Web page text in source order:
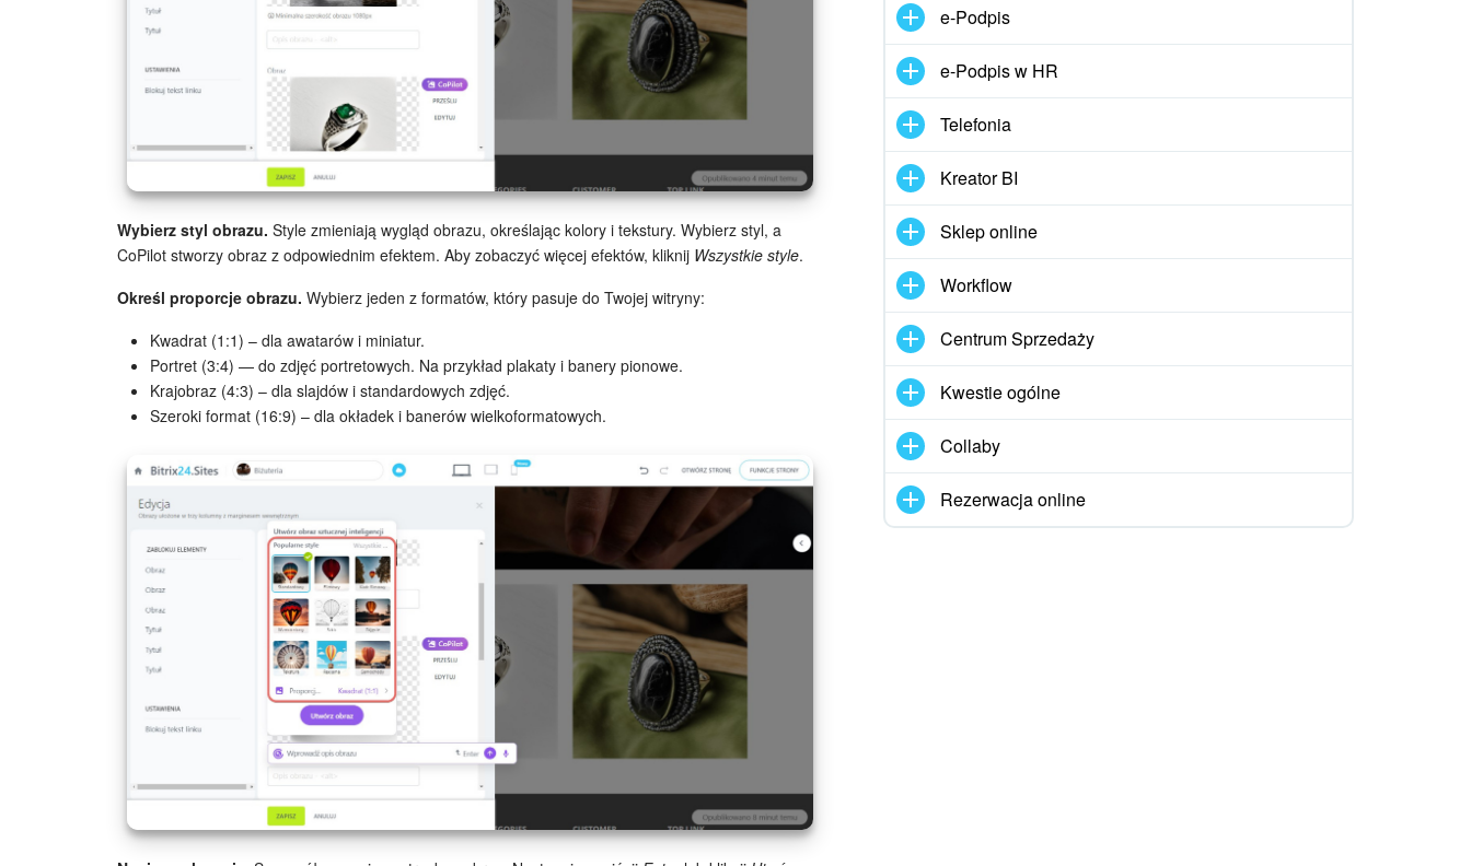
Wybierz styl obrazu. Style zmieniają wygląd obrazu, określając kolory i tekstury. Wybierz styl, a
CoPilot stworzy obraz z odpowiednim efektem. Aby zobaczyć więcej efektów, kliknij Wszystkie style.
Określ proporcje obrazu. Wybierz jeden z formatów, który pasuje do Twojej witryny:
Kwadrat (1:1) – dla awatarów i miniatur.
Portret (3:4) — do zdjęć portretowych. Na przykład plakaty i banery pionowe.
Krajobraz (4:3) – dla slajdów i standardowych zdjęć.
Szeroki format (16:9) – dla okładek i banerów wielkoformatowych.
e-Podpis
e-Podpis w HR
Telefonia
Kreator BI
Sklep online
Workflow
Centrum Sprzedaży
Kwestie ogólne
Collaby
Rezerwacja online